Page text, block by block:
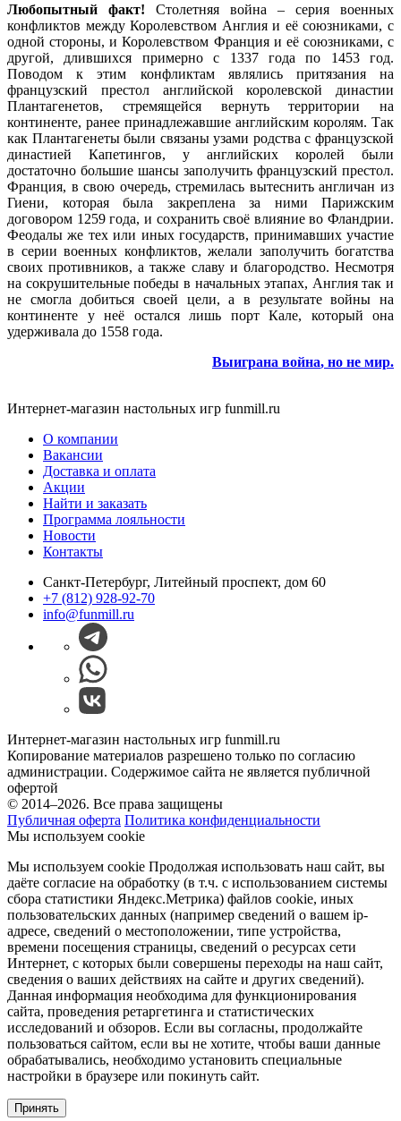
Любопытный факт! Столетняя война – серия военных
конфликтов между Королевством Англия и её союзниками, с
одной стороны, и Королевством Франция и её союзниками, с
другой, длившихся примерно с 1337 года по 1453 год.
Поводом к этим конфликтам являлись притязания на
французский престол английской королевской династии
Плантагенетов, стремящейся вернуть территории на
континенте, ранее принадлежавшие английским королям. Так
как Плантагенеты были связаны узами родства с французской
династией Капетингов, у английских королей были
достаточно большие шансы заполучить французский престол.
Франция, в свою очередь, стремилась вытеснить англичан из
Гиени, которая была закреплена за ними Парижским
договором 1259 года, и сохранить своё влияние во Фландрии.
Феодалы же тех или иных государств, принимавших участие
в серии военных конфликтов, желали заполучить богатства
своих противников, а также славу и благородство. Несмотря
на сокрушительные победы в начальных этапах, Англия так и
не смогла добиться своей цели, а в результате войны на
континенте у неё остался лишь порт Кале, который она
удерживала до 1558 года.
Выиграна война, но не мир.
Интернет-магазин настольных игр funmill.ru
О компании
Вакансии
Доставка и оплата
Акции
Найти и заказать
Программа лояльности
Новости
Контакты
Санкт-Петербург, Литейный проспект, дом 60
+7 (812) 928-92-70
info@funmill.ru
Интернет-магазин настольных игр funmill.ru
Копирование материалов разрешено только по согласию
администрации. Содержимое сайта не является публичной
офертой
© 2014–2026. Все права защищены
Публичная оферта Политика конфиденциальности
Мы используем cookie
Мы используем cookie Продолжая использовать наш cайт, вы
даёте согласие на обработку (в т.ч. с использованием системы
сбора статистики Яндекс.Метрика) файлов cookie, иных
пользовательских данных (например сведений о вашем ip-
адресе, сведений о местоположении, типе устройства,
времени посещения страницы, сведений о ресурсах сети
Интернет, с которых были совершены переходы на наш сайт,
сведения о ваших действиях на сайте и других сведений).
Данная информация необходима для функционирования
сайта, проведения ретаргетинга и статистических
исследований и обзоров. Если вы согласны, продолжайте
пользоваться сайтом, если вы не хотите, чтобы ваши данные
обрабатывались, необходимо установить специальные
настройки в браузере или покинуть сайт.
Принять